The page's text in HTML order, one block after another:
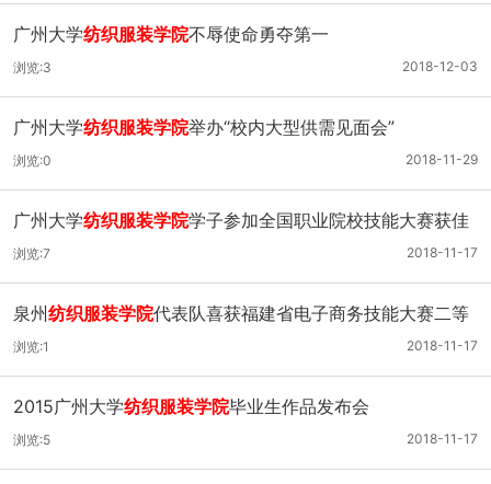
广州大学纺织服装学院不辱使命勇夺第一
2018-12-03
浏览:3
广州大学纺织服装学院举办“校内大型供需见面会”
2018-11-29
浏览:0
广州大学纺织服装学院学子参加全国职业院校技能大赛获佳
绩
2018-11-17
浏览:7
泉州纺织服装学院代表队喜获福建省电子商务技能大赛二等
奖
2018-11-17
浏览:1
2015广州大学纺织服装学院毕业生作品发布会
2018-11-17
浏览:5